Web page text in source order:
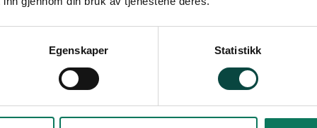
Egenskaper Statistikk
kommuneplanens arealdel for Nord-Aurdal
for E16-Bagn-Bjørgo, om Fossbråten
Beitostølområdet.
hatt leserinnlegg på trykk om følgende